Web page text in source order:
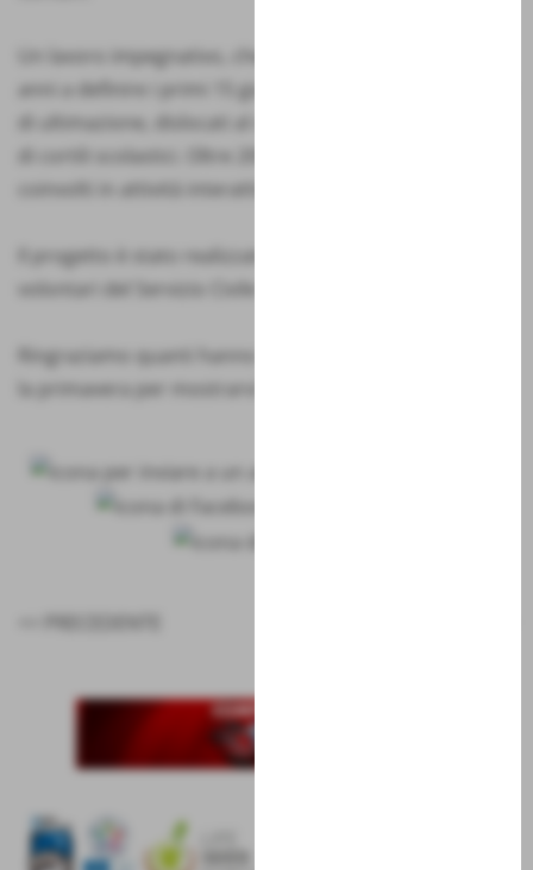
Un lavoro impegnativo, che ha portato dopo circa due
anni a definire i primi 15 giardini, alcuni dei quali in fase
di ultimazione, dislocati al centro dei paesi o all’interno
di cortili scolastici. Oltre 200 studenti sono stati
coinvolti in attività interattive in classe ed all’aperto.
Il progetto è stato realizzato con il supporto dei
volontari del Servizio Civile Universale.
Ringraziamo quanti hanno collaborato ed attendiamo
la primavera per mostrarvi le fioriture!